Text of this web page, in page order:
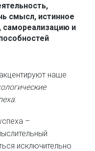
смысл, истинное
самореализацию и
наше
:
–
исключительно